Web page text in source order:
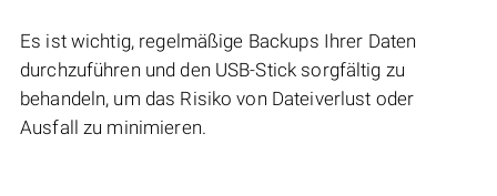
Es ist wichtig, regelmäßige Backups Ihrer Daten
durchzuführen und den USB-Stick sorgfältig zu
behandeln, um das Risiko von Dateiverlust oder
Ausfall zu minimieren.